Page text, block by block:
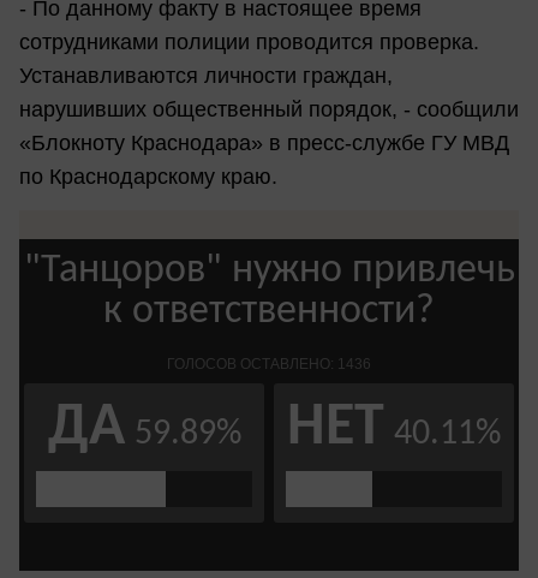
- По данному факту в настоящее время
сотрудниками полиции проводится проверка.
Устанавливаются личности граждан,
нарушивших общественный порядок, - сообщили
«Блокноту Краснодара» в пресс-службе ГУ МВД
по Краснодарскому краю.